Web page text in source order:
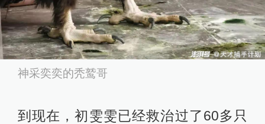
神采奕奕的秃鹫哥
到现在，初雯雯已经救治过了60多只